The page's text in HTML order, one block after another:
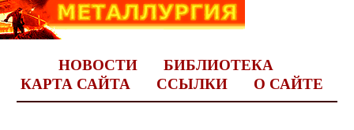
НОВОСТИ
БИБЛИОТЕКА
КАРТА САЙТА
ССЫЛКИ О САЙТЕ